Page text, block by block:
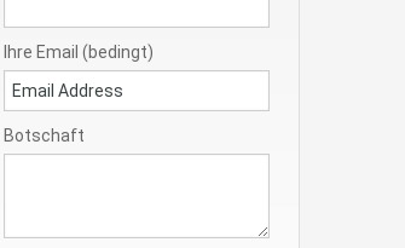
Ihre Email (bedingt)
Botschaft